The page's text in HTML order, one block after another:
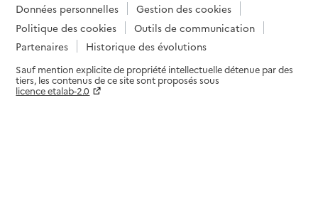
Données personnelles
Gestion des cookies
Politique des cookies
Outils de communication
Partenaires
Historique des évolutions
Sauf mention explicite de propriété intellectuelle détenue par des
tiers, les contenus de ce site sont proposés sous
licence etalab-2.0